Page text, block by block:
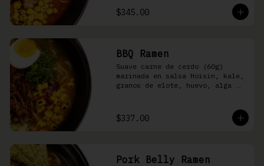
$345.00
BBQ Ramen
Suave carne de cerdo (60g)
marinada en salsa Hoisin, kale,
granos de elote, huevo, alga
cerdo
$337.00
Pork Belly Ramen